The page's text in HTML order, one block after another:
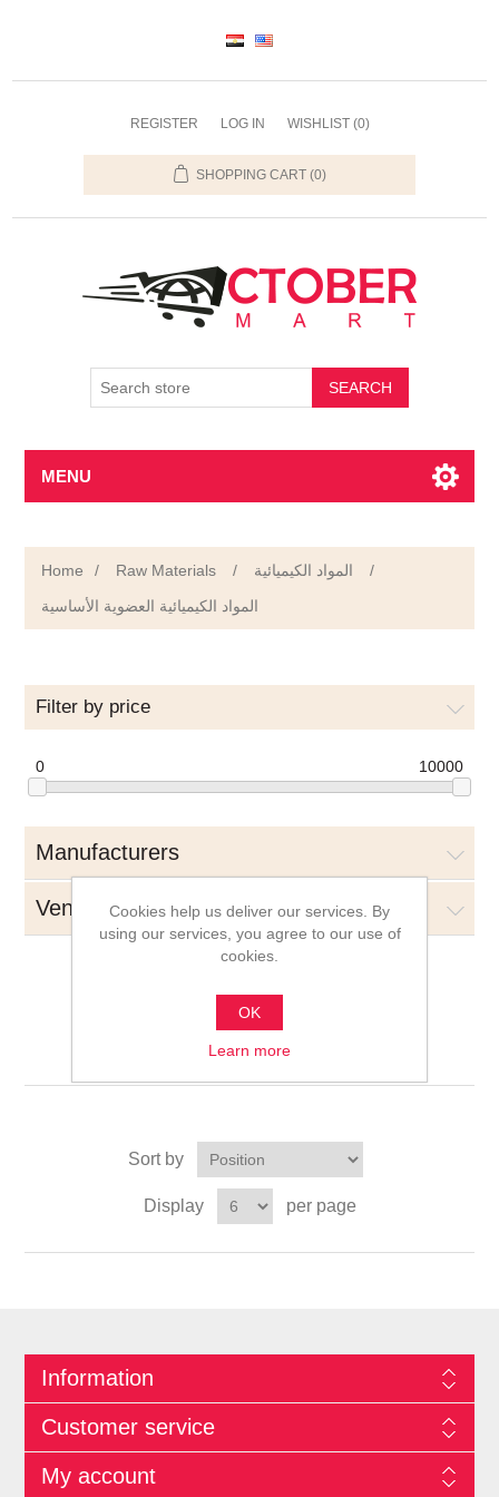
REGISTER LOG IN WISHLIST (0)
SHOPPING CART (0)
SEARCH
MENU
Home / Raw Materials / المواد الكيميائية
/
المواد الكيميائية العضوية الأساسية
Filter by price
0 10000
Manufacturers
Vendors
المواد الكيميائية العضوية
الأساسية
Sort by
Display per page
Information
Customer service
My account
Cookies help us deliver our services. By
using our services, you agree to our use of
cookies.
OK
Learn more